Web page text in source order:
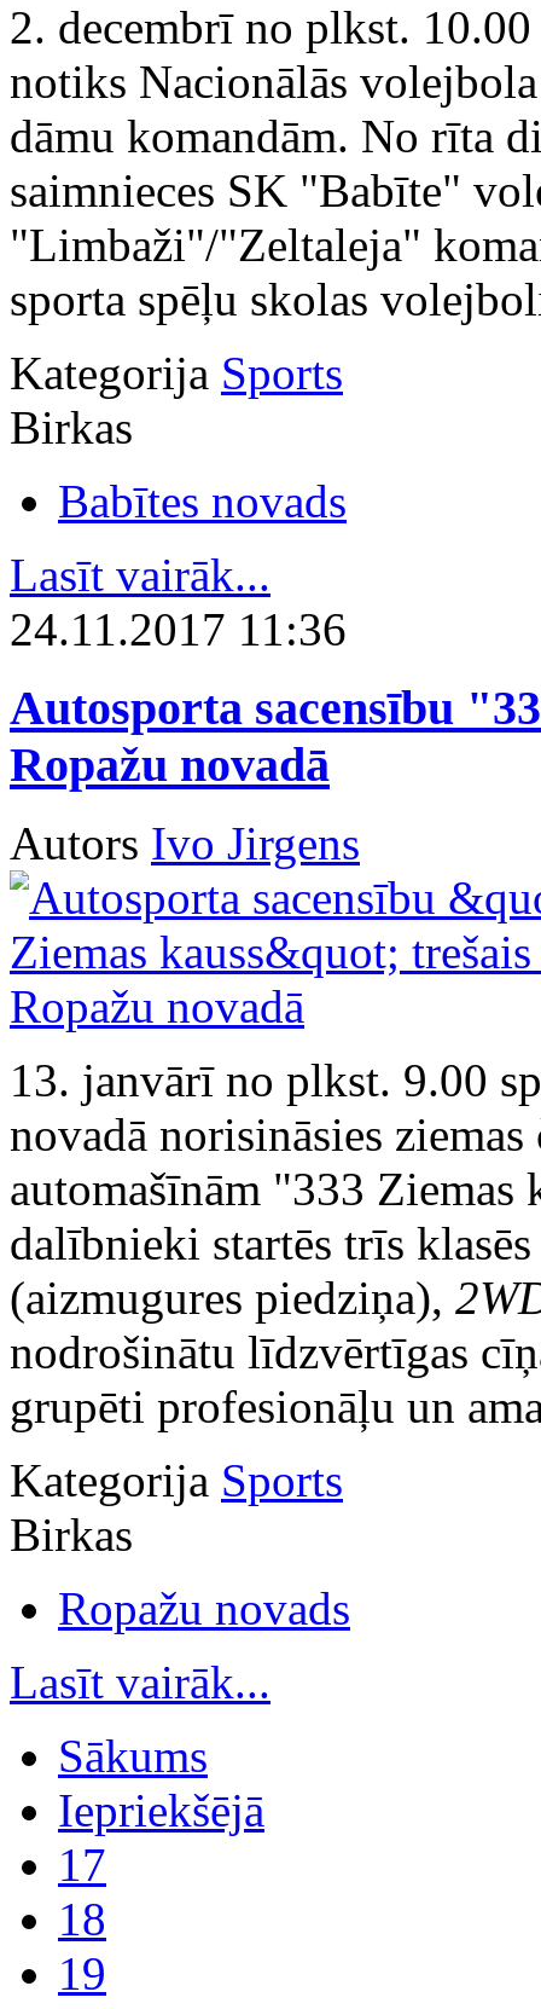
2. decembrī no plkst.
notiks Nacionālās
dāmu komandām. No rīta
saimnieces SK "Babīte"
"Limbaži"/"Zeltaleja"
sporta spēļu skolas
Kategorija Sports
Birkas
Babītes novads
Lasīt vairāk...
24.11.2017 11:36
Autosporta sacensību
Ropažu novadā
Autors Ivo Jirgens
13. janvārī no plkst. 9.00
novadā norisināsies
automašīnām "333 Ziemas
dalībnieki startēs trīs
(aizmugures piedziņa),
nodrošinātu līdzvērtīgas
grupēti profesionāļu un
Kategorija Sports
Birkas
Ropažu novads
Lasīt vairāk...
Sākums
Iepriekšējā
17
18
19